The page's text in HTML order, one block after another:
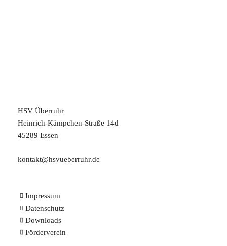
HSV Überruhr
Heinrich-Kämpchen-Straße 14d
45289 Essen
kontakt@hsvueberruhr.de
Impressum
Datenschutz
Downloads
Förderverein